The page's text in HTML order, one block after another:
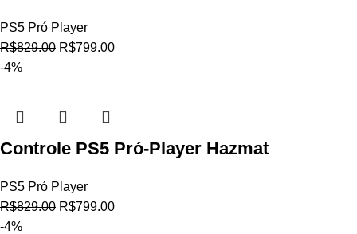
PS5 Pró Player
R$829.00 R$799.00
-4%
Controle PS5 Pró-Player Hazmat
PS5 Pró Player
R$829.00 R$799.00
-4%